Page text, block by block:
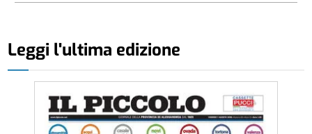
Leggi l'ultima edizione